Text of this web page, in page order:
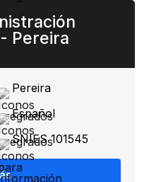
Pereira
Pereira
Español
SNIES 101545